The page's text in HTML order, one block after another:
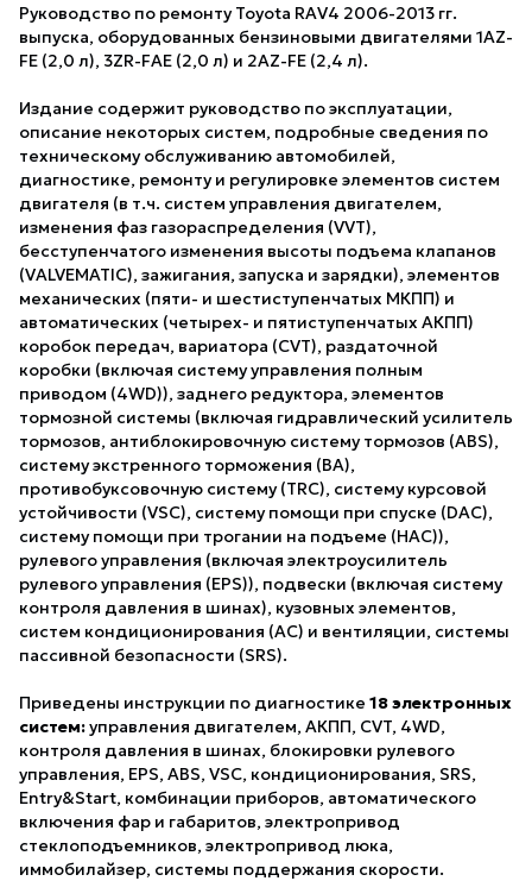
Руководство по ремонту Toyota RAV4 2006-2013 гг.
выпуска, оборудованных бензиновыми двигателями 1AZ-
FE (2,0 л), 3ZR-FAE (2,0 л) и 2AZ-FE (2,4 л).
Издание содержит руководство по эксплуатации,
описание некоторых систем, подробные сведения по
техническому обслуживанию автомобилей,
диагностике, ремонту и регулировке элементов систем
двигателя (в т.ч. систем управления двигателем,
изменения фаз газораспределения (VVT),
бесступенчатого изменения высоты подъема клапанов
(VALVEMATIC), зажигания, запуска и зарядки), элементов
механических (пяти- и шестиступенчатых МКПП) и
автоматических (четырех- и пятиступенчатых АКПП)
коробок передач, вариатора (CVT), раздаточной
коробки (включая систему управления полным
приводом (4WD)), заднего редуктора, элементов
тормозной системы (включая гидравлический усилитель
тормозов, антиблокировочную систему тормозов (ABS),
систему экстренного торможения (ВА),
противобуксовочную систему (TRC), систему курсовой
устойчивости (VSC), систему помощи при спуске (DAC),
систему помощи при трогании на подъеме (НАС)),
рулевого управления (включая электроусилитель
рулевого управления (EPS)), подвески (включая систему
контроля давления в шинах), кузовных элементов,
систем кондиционирования (АС) и вентиляции, системы
пассивной безопасности (SRS).
Приведены инструкции по диагностике 18 электронных
систем:управления двигателем, АКПП, CVT, 4WD,
контроля давления в шинах, блокировки рулевого
управления, EPS, ABS, VSC, кондиционирования, SRS,
Entry&Start, комбинации приборов, автоматического
включения фар и габаритов, электропривод
стеклоподъемников, электропривод люка,
иммобилайзер, системы поддержания скорости.